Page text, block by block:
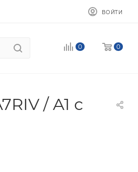
ВОЙТИ
0 0
/ A1 с